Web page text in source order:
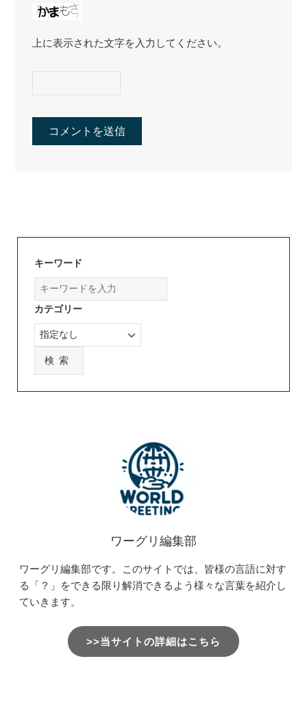
上に表示された文字を入力してください。
キーワード
カテゴリー
検索
ワーグリ編集部
ワーグリ編集部です。このサイトでは、皆様の言語に対す
る「？」をできる限り解消できるよう様々な言葉を紹介し
ていきます。
>>当サイトの詳細はこちら